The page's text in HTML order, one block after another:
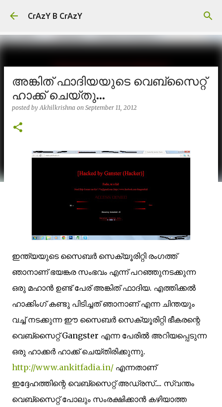
Skip to main content
CrAzY B CrAzY
അങ്കിത് ഫാദിയയുടെ വെബ്സൈറ്റ്
ഹാക്ക് ചെയ്തു...
posted byAkhilkrishna on September 11, 2012
ഇന്ത്യയുടെ സൈബര്‍ സെക്യൂരിറ്റി രംഗത്ത്
ഞാനാണ് ഭയങ്കര സംഭവം എന്ന് പറഞ്ഞുനടക്കുന്ന
ഒരു മഹാന്‍ ഉണ്ട് പേര് അങ്കിത് ഫാദിയ. എത്തിക്കല്‍
ഹാക്കിംഗ് കണ്ടു പിടിച്ചത് ഞാനാണ് എന്ന ചിന്തയും
വച്ച് നടക്കുന്ന ഈ സൈബര്‍ സെക്യൂരിറ്റി ഭീകരന്റെ
വെബ്സൈറ്റ് Gangster എന്ന പേരില്‍ അറിയപ്പെടുന്ന
ഒരു ഹാക്കര്‍ ഹാക്ക് ചെയ്തിരിക്കുന്നു.
http://www.ankitfadia.in/ എന്നതാണ്
ഇദ്ദേഹത്തിന്റെ വെബ്സൈറ്റ് അഡ്രസ്‌.... സ്വന്തം
വെബ്സൈറ്റ് പോലും സംരക്ഷിക്കാന്‍ കഴിയാത്ത